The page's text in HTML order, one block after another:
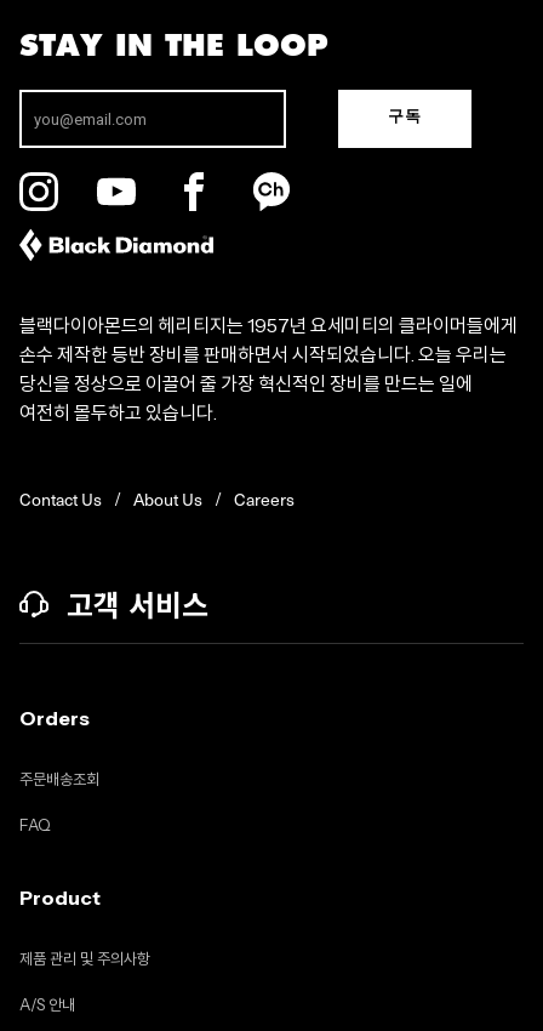
STAY IN THE LOOP
구독
블랙다이아몬드의 헤리티지는 1957년 요세미티의 클라이머들에게
손수 제작한 등반 장비를 판매하면서 시작되었습니다. 오늘 우리는
당신을 정상으로 이끌어 줄 가장 혁신적인 장비를 만드는 일에
여전히 몰두하고 있습니다.
Contact Us About Us Careers
고객 서비스
Orders
주문배송조회
FAQ
Product
제품 관리 및 주의사항
A/S 안내